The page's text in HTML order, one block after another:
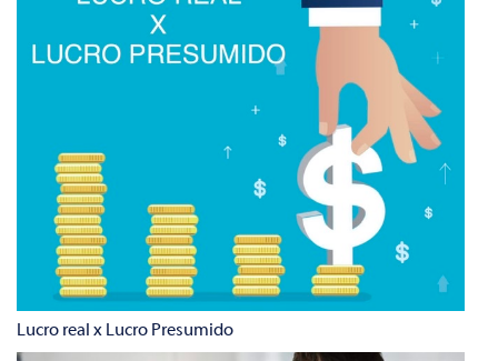
Lucro real x Lucro Presumido